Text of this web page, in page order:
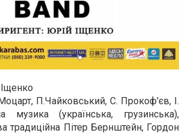
П.Чайковський, С. Прокоф'єв, І.
(українська, грузинська),
традиційна Пітер Бернштейн, Гордон